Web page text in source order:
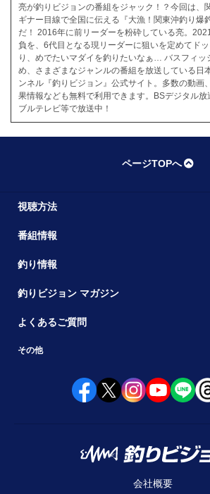
亮が釣りビジョンの番組をジャック！？今回は、
ギナー目線で全国に伝える『大漁！関東沖釣り爆
だ！ 2016年に前リーダーを粉砕している亮。
負を、6代目となる現リーダーに狙いを定めてド
り、めでたいマダイを釣りたいなぁ… バスフィッ
め、さまざまなジャンルの番組を放送している日
ンネル『釣りビジョン』公式サイト。多数の動画
果情報なども無料で利用できます。BSデジタル
ブルテレビ等で放送中！
ページTOPへ
視聴方法
番組情報
釣り情報
釣りビジョン マガジン
よくあるご質問
その他
会社概要